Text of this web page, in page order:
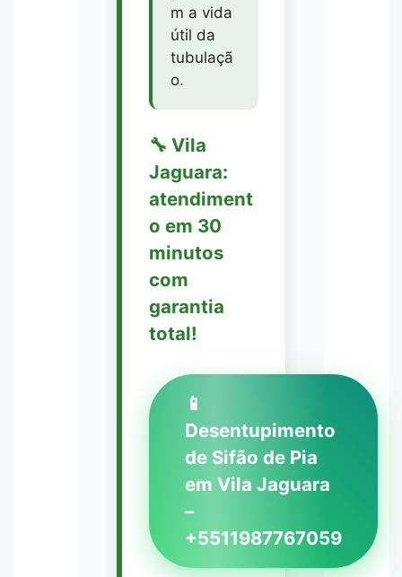
m a vida
útil da
tubulaçã
o.
🔧 Vila
Jaguara:
atendiment
o em 30
minutos
com
garantia
total!
📱
Desentupimento
de Sifão de Pia
em Vila Jaguara
–
+5511987767059